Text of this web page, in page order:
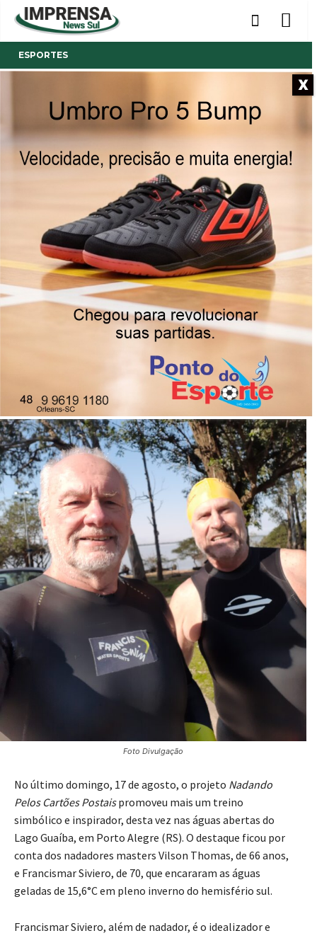
ESPORTES
“Nadar é viver — em qualquer
estação da vida”: idosos
desafiam as águas geladas do
Guaíba em Porto Alegre
Imprensa News Sul 18/08/2025
Foto Divulgação
No último domingo, 17 de agosto, o projeto Nadando
Pelos Cartões Postaispromoveu mais um treino
simbólico e inspirador, desta vez nas águas abertas do
Lago Guaíba, em Porto Alegre (RS). O destaque ficou por
conta dos nadadores masters Vilson Thomas, de 66 anos,
e Francismar Siviero, de 70, que encararam as águas
geladas de 15,6°C em pleno inverno do hemisfério sul.
Francismar Siviero, além de nadador, é o idealizador e
X